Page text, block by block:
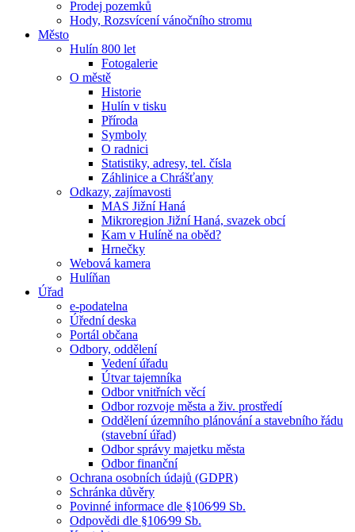
Prodej pozemků
Hody, Rozsvícení vánočního stromu
Město
Hulín 800 let
Fotogalerie
O městě
Historie
Hulín v tisku
Příroda
Symboly
O radnici
Statistiky, adresy, tel. čísla
Záhlinice a Chrášťany
Odkazy, zajímavosti
MAS Jižní Haná
Mikroregion Jižní Haná, svazek obcí
Kam v Hulíně na oběd?
Hrnečky
Webová kamera
Hulíňan
Úřad
e-podatelna
Úřední deska
Portál občana
Odbory, oddělení
Vedení úřadu
Útvar tajemníka
Odbor vnitřních věcí
Odbor rozvoje města a živ. prostředí
Oddělení územního plánování a stavebního řádu
(stavební úřad)
Odbor správy majetku města
Odbor finanční
Ochrana osobních údajů (GDPR)
Schránka důvěry
Povinné informace dle §106⁄99 Sb.
Odpovědi dle §106⁄99 Sb.